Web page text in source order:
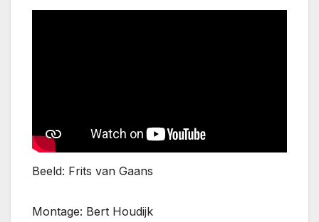
Beeld: Frits van Gaans
Montage: Bert Houdijk